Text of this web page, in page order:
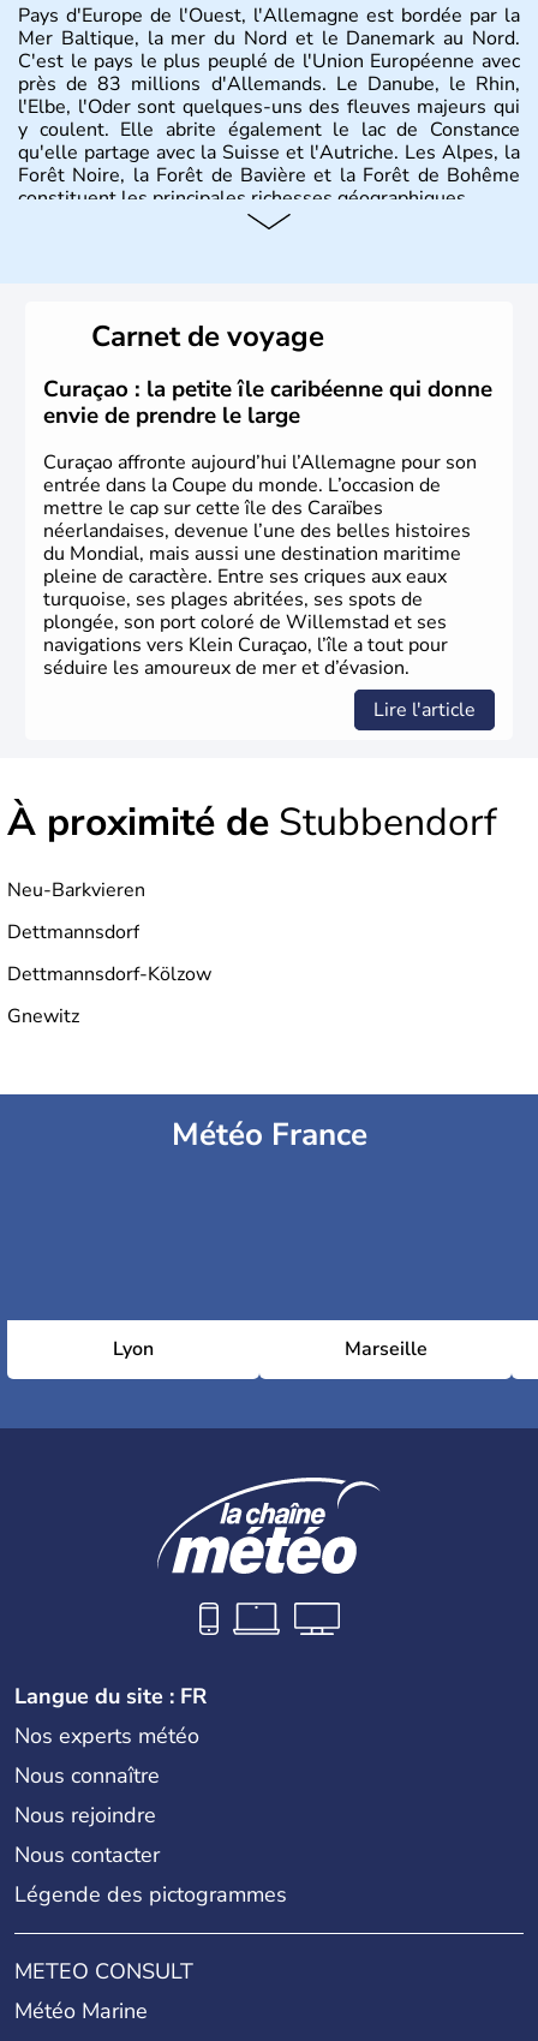
Pays d'Europe de l'Ouest, l'Allemagne est bordée par la
Mer Baltique, la mer du Nord et le Danemark au Nord.
C'est le pays le plus peuplé de l'Union Européenne avec
près de 83 millions d'Allemands. Le Danube, le Rhin,
l'Elbe, l'Oder sont quelques-uns des fleuves majeurs qui
y coulent. Elle abrite également le lac de Constance
qu'elle partage avec la Suisse et l'Autriche. Les Alpes, la
Forêt Noire, la Forêt de Bavière et la Forêt de Bohême
constituent les principales richesses géographiques.
lesquelles bénéficient d'une grande autonomie. Le pays
peut se targuer de grands noms qu'il a vu naître dans tous
les domaines, des arts à la politique en passant par la
philosophie. Hertz, Gutenberg, Heidegger, Thomas Mann,
Herman Hesse ou bien Hegel en font partie.
Carnet de voyage
Curaçao : la petite île caribéenne qui donne
envie de prendre le large
Curaçao affronte aujourd’hui l’Allemagne pour son
entrée dans la Coupe du monde. L’occasion de
mettre le cap sur cette île des Caraïbes
néerlandaises, devenue l’une des belles histoires
du Mondial, mais aussi une destination maritime
pleine de caractère. Entre ses criques aux eaux
turquoise, ses plages abritées, ses spots de
plongée, son port coloré de Willemstad et ses
navigations vers Klein Curaçao, l’île a tout pour
séduire les amoureux de mer et d’évasion.
Lire l'article
À proximité de Stubbendorf
Neu-Barkvieren
Dettmannsdorf
Dettmannsdorf-Kölzow
Gnewitz
Météo France
Lyon Marseille
Langue du site : FR
Nos experts météo
Nous connaître
Nous rejoindre
Nous contacter
Légende des pictogrammes
METEO CONSULT
Météo Marine